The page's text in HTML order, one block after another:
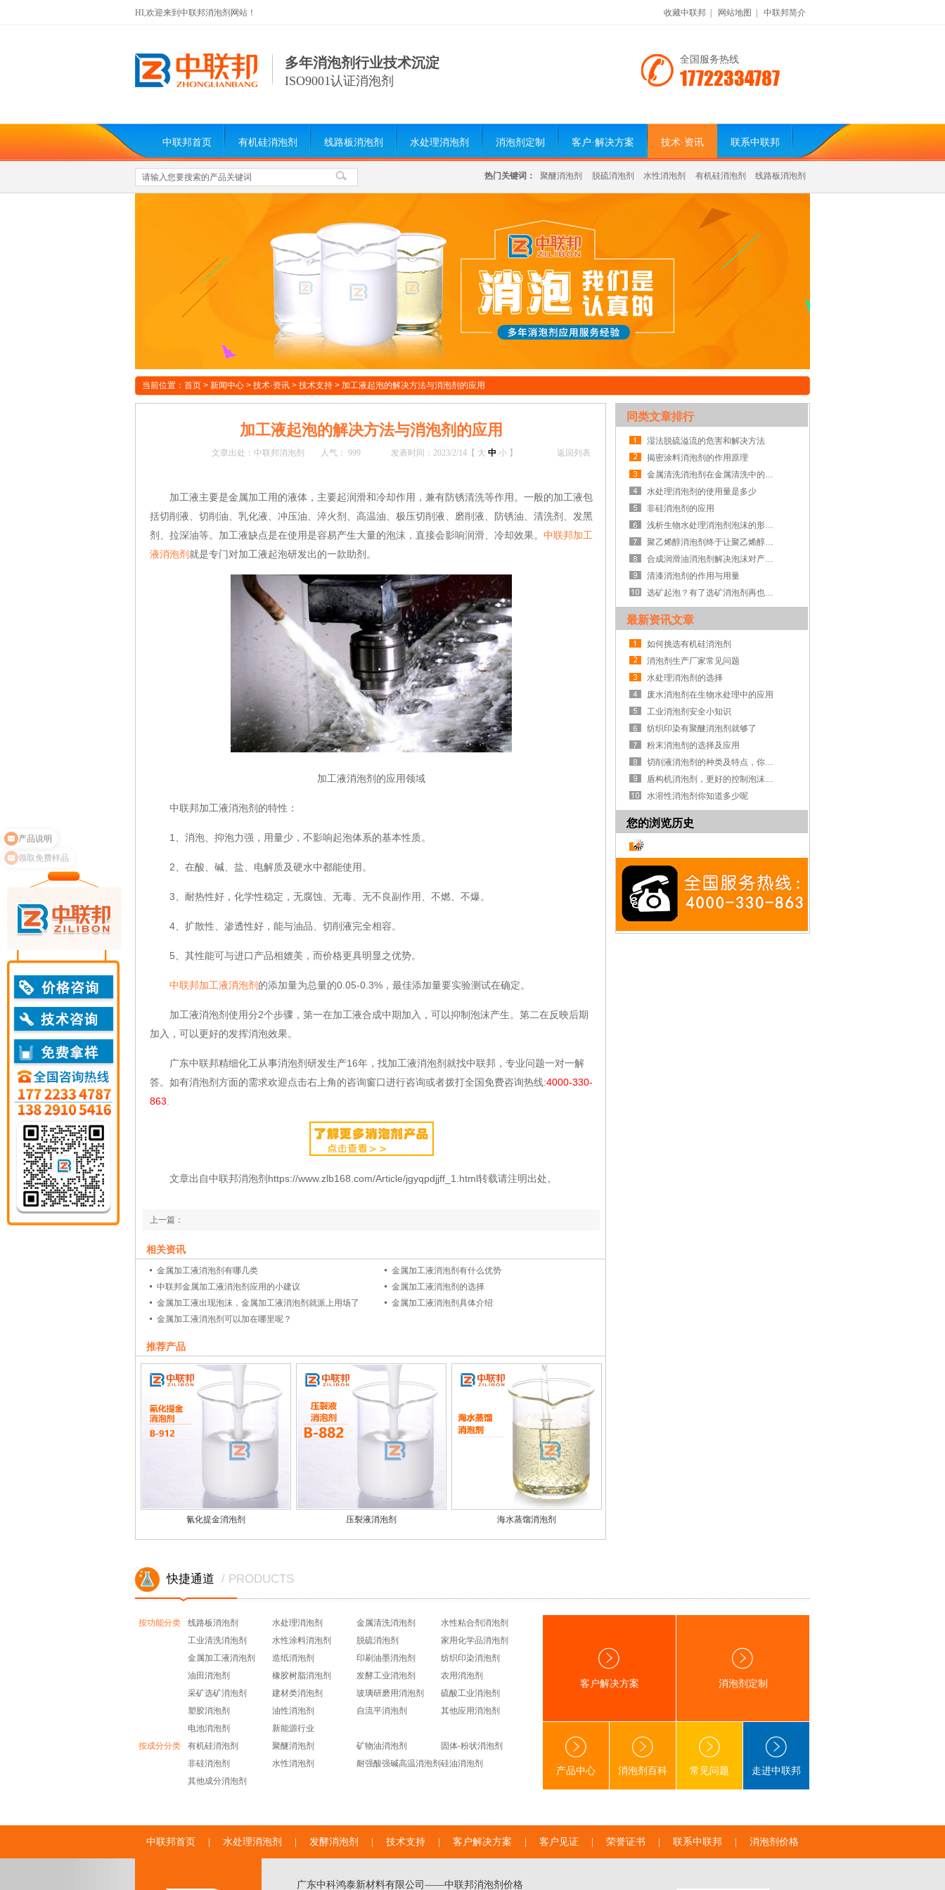
收藏中联邦 网站地图 中联邦简介
HI,欢迎来到中联邦消泡剂网站！
多年消泡剂行业技术沉淀
ISO9001认证消泡剂
全国服务热线
17722334787
中联邦首页 有机硅消泡剂 线路板消泡剂 水处理消泡剂 消泡剂定制 客户·解决方案 技术·资讯 联系中联邦
热门关键词： 聚醚消泡剂 脱硫消泡剂 水性消泡剂 有机硅消泡剂 线路板消泡剂
当前位置： 首页 > 新闻中心 > 技术·资讯 > 技术支持 > 加工液起泡的解决方法与消泡剂的应用
加工液起泡的解决方法与消泡剂的应用
文章出处：中联邦消泡剂 人气： 999 发表时间：2023/2/14【 大 中 小 】 返回列表
加工液主要是金属加工用的液体，主要起润滑和冷却作用，兼有防锈清洗等作用。一般的加工液包
括切削液、切削油、乳化液、冲压油、淬火剂、高温油、极压切削液、磨削液、防锈油、清洗剂、发黑
剂、拉深油等。加工液缺点是在使用是容易产生大量的泡沫，直接会影响润滑、冷却效果。 中联邦加工
液消泡剂就是专门对加工液起泡研发出的一款助剂。
加工液消泡剂的应用领域
中联邦加工液消泡剂的特性：
1、消泡、抑泡力强，用量少，不影响起泡体系的基本性质。
2、在酸、碱、盐、电解质及硬水中都能使用。
3、耐热性好，化学性稳定，无腐蚀、无毒、无不良副作用、不燃、不爆。
4、扩散性、渗透性好，能与油品、切削液完全相容。
5、其性能可与进口产品相媲美，而价格更具明显之优势。
中联邦加工液消泡剂 的添加量为总量的0.05-0.3%，最佳添加量要实验测试在确定。
加工液消泡剂使用分2个步骤，第一在加工液合成中期加入，可以抑制泡沫产生。第二在反映后期
加入，可以更好的发挥消泡效果。
广东中联邦精细化工从事消泡剂研发生产16年，找加工液消泡剂就找中联邦，专业问题一对一解
答。如有消泡剂方面的需求欢迎点击右上角的咨询窗口进行咨询或者拨打全国免费咨询热线:4000-330-
863
文章出自中联邦消泡剂https://www.zlb168.com/Article/jgyqpdjjff_1.html转载请注明出处。
上一篇：
下一篇：
中联邦液压液消泡剂提醒你液压液泡沫的产生以及影响
相关资讯
金属加工液消泡剂有哪几类
金属加工液消泡剂有什么优势
中联邦金属加工液消泡剂应用的小建议
金属加工液消泡剂的选择
金属加工液出现泡沫，金属加工液消泡剂就派上用场了
金属加工液消泡剂具体介绍
金属加工液消泡剂可以加在哪里呢？
推荐产品
氰化提金消泡剂 压裂液消泡剂 海水蒸馏消泡剂
同类文章排行
湿法脱硫溢流的危害和解决方法
揭密涂料消泡剂的作用原理
金属清洗消泡剂在金属清洗中的作用
水处理消泡剂的使用量是多少
非硅消泡剂的应用
浅析生物水处理消泡剂泡沫的形成与解决方法
聚乙烯醇消泡剂终于让聚乙烯醇有空间大施拳脚
合成润滑油消泡剂解决泡沫对产品的危害
清漆消泡剂的作用与用量
选矿起泡？有了选矿消泡剂再也不怕啦！
最新资讯文章
如何挑选有机硅消泡剂
消泡剂生产厂家常见问题
水处理消泡剂的选择
废水消泡剂在生物水处理中的应用
工业消泡剂安全小知识
纺织印染有聚醚消泡剂就够了
粉末消泡剂的选择及应用
切削液消泡剂的种类及特点，你知道吗？
盾构机消泡剂，更好的控制泡沫系统
水溶性消泡剂你知道多少呢
您的浏览历史
快捷通道 / PRODUCTS
按功能分类 线路板消泡剂 水处理消泡剂 金属清洗消泡剂
水性粘合剂消泡剂
工业清洗消泡剂
水性涂料消泡剂 脱硫消泡剂
家用化学品消泡剂
金属加工液消泡剂
造纸消泡剂 印刷油墨消泡剂
纺织印染消泡剂
油田消泡剂
橡胶树脂消泡剂 发酵工业消泡剂
农用消泡剂
采矿选矿消泡剂
建材类消泡剂 玻璃研磨用消泡剂
硫酸工业消泡剂
塑胶消泡剂
油性消泡剂 自流平消泡剂
其他应用消泡剂
电池消泡剂
新能源行业
按成分分类
有机硅消泡剂 聚醚消泡剂 矿物油消泡剂
固体-粉状消泡剂
非硅消泡剂
水性消泡剂 耐强酸强碱高温消泡剂 硅油消泡剂
其他成分消泡剂
客户解决方案 消泡剂定制
产品中心 消泡剂百科 常见问题 走进中联邦
中联邦首页 水处理消泡剂 发酵消泡剂 技术支持 客户解决方案 客户见证 荣誉证书 联系中联邦 消泡剂价格
广东中科鸿泰新材料有限公司——中联邦消泡剂价格